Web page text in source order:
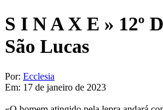
S I N A X E » 12º
São Lucas
Por: Ecclesia
Em: 17 de janeiro de 2023